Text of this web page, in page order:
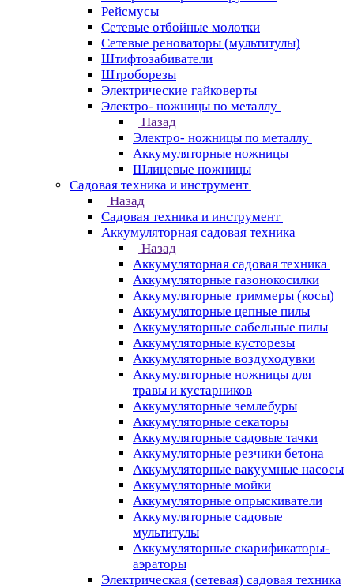
Рейсмусы
Сетевые отбойные молотки
Сетевые реноваторы (мультитулы)
Штифтозабиватели
Штроборезы
Электрические гайковерты
Электро- ножницы по металлу
Назад
Электро- ножницы по металлу
Аккумуляторные ножницы
Шлицевые ножницы
Cадовая техника и инструмент
Назад
Cадовая техника и инструмент
Аккумуляторная садовая техника
Назад
Аккумуляторная садовая техника
Аккумуляторные газонокосилки
Аккумуляторные триммеры (косы)
Аккумуляторные цепные пилы
Аккумуляторные сабельные пилы
Аккумуляторные кусторезы
Аккумуляторные воздуходувки
Аккумуляторные ножницы для
травы и кустарников
Аккумуляторные землебуры
Аккумуляторные секаторы
Аккумуляторные садовые тачки
Аккумуляторные резчики бетона
Аккумуляторные вакуумные насосы
Аккумуляторные мойки
Аккумуляторные опрыскиватели
Аккумуляторные садовые
мультитулы
Аккумуляторные скарификаторы-
аэраторы
Электрическая (сетевая) садовая техника